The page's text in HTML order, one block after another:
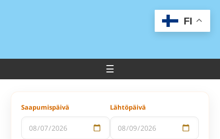
Saapumispäivä Lähtöpäivä
FI